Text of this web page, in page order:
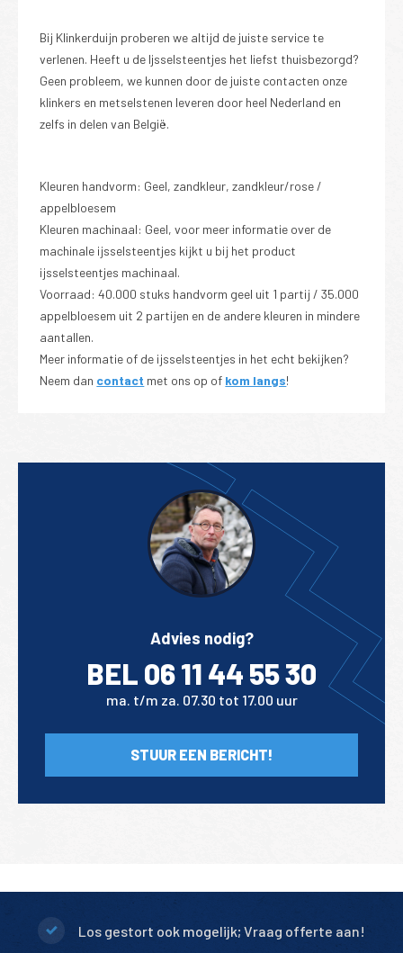
Bij Klinkerduijn proberen we altijd de juiste service te
verlenen. Heeft u de Ijsselsteentjes het liefst thuisbezorgd?
Geen probleem, we kunnen door de juiste contacten onze
klinkers en metselstenen leveren door heel Nederland en
zelfs in delen van België.
Kleuren handvorm: Geel, zandkleur, zandkleur/rose /
appelbloesem
Kleuren machinaal: Geel, voor meer informatie over de
machinale ijsselsteentjes kijkt u bij het product
ijsselsteentjes machinaal.
Voorraad: 40.000 stuks handvorm geel uit 1 partij / 35.000
appelbloesem uit 2 partijen en de andere kleuren in mindere
aantallen.
Meer informatie of de ijsselsteentjes in het echt bekijken?
Neem dan contact met ons op of kom langs!
Advies nodig?
BEL 06 11 44 55 30
ma. t/m za. 07.30 tot 17.00 uur
STUUR EEN BERICHT!
Los gestort ook mogelijk; Vraag offerte aan!